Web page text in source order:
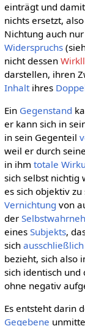
einträgt und
nichts ersetzt,
Nichtung auch
Widerspruchs
nicht dessen
darstellen, ihren
Inhaltihres
Ein Gegenstand
er kann sich in
in sein Gegenteil
weil er durch
in ihm totale
sich selbst nichtig
es sich objektiv
Vernichtung von
der
eines Subjekts,
sich ausschließlich
bezieht, sich also
sich identisch
ohne negativ
Es entsteht darin
Gegebene